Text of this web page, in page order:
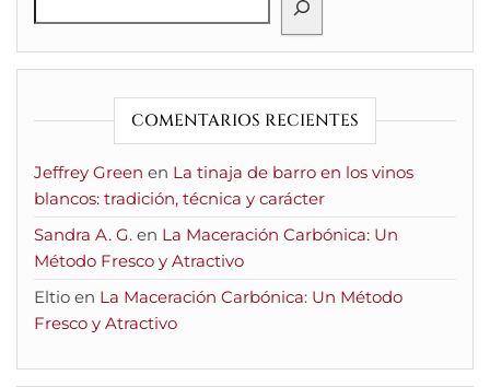
COMENTARIOS RECIENTES
Jeffrey Green en La tinaja de barro en los vinos
blancos: tradición, técnica y carácter
Sandra A. G. en La Maceración Carbónica: Un
Método Fresco y Atractivo
Eltio en La Maceración Carbónica: Un Método
Fresco y Atractivo